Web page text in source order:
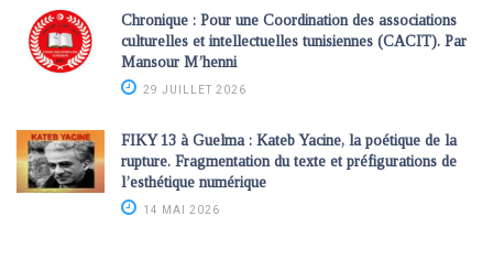
Chronique : Pour une Coordination des associations
culturelles et intellectuelles tunisiennes (CACIT). Par
Mansour M’henni
29 JUILLET 2026
FIKY 13 à Guelma : Kateb Yacine, la poétique de la
rupture. Fragmentation du texte et préfigurations de
l’esthétique numérique
14 MAI 2026